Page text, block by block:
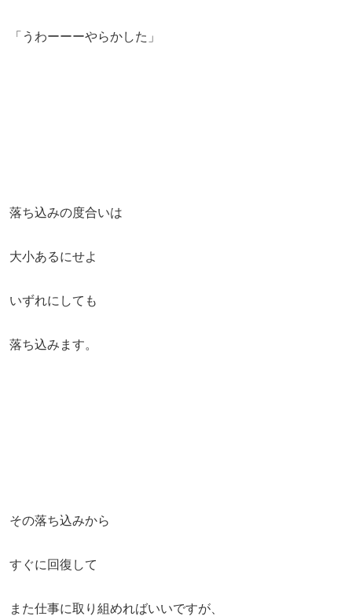
「うわーーーやらかした」
落ち込みの度合いは
大小あるにせよ
いずれにしても
落ち込みます。
その落ち込みから
すぐに回復して
また仕事に取り組めればいいですが、